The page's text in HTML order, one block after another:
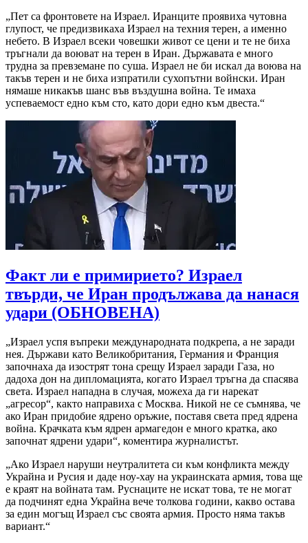
„Пет са фронтовете на Израел. Иранците проявиха чутовна
глупост, че предизвикаха Израел на техния терен, а именно
небето. В Израел всеки човешки живот се цени и те не биха
тръгнали да воюват на терен в Иран. Държавата е много
трудна за превземане по суша. Израел не би искал да воюва на
такъв терен и не биха изпратили сухопътни войнски. Иран
нямаше никакъв шанс във въздушна война. Те имаха
успеваемост едно към сто, като дори едно към двеста.“
Факт ли е примирието? Израел
твърди, че Иран продължава да нанася
удари (ОБНОВЕНА)
„Израел успя въпреки международната подкрепа, а не заради
нея. Държави като Великобритания, Германия и Франция
започнаха да изострят тона срещу Израел заради Газа, но
дадоха дон на дипломацията, когато Израел тръгна да спасява
света. Израел нападна в случая, можеха да ги нарекат
„агресор“, както направиха с Москва. Никой не се съмнява, че
ако Иран придобие ядрено оръжие, поставя света пред ядрена
война. Крачката към ядрен армагедон е много кратка, ако
започнат ядрени удари“, коментира журналистът.
„Ако Израел наруши неутралитета си към конфликта между
Украйна и Русия и даде ноу-хау на украинската армия, това ще
е краят на войната там. Руснаците не искат това, те не могат
да подчинят една Украйна вече толкова години, какво остава
за един могъщ Израел със своята армия. Просто няма такъв
вариант.“